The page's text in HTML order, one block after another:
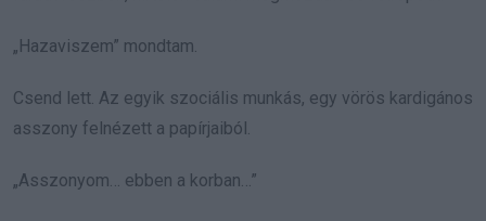
„Hazaviszem” mondtam.
Csend lett. Az egyik szociális munkás, egy vörös kardigános
asszony felnézett a papírjaiból.
„Asszonyom… ebben a korban…”